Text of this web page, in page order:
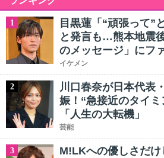
1
目黒蓮「“頑張って”
と発言も…熊本地震
のメッセージ」にフ
イケメン
2
川口春奈が日本代表
娠！“急接近のタイ
「人生の大転機」
芸能
3
M!LKへの優しさだ